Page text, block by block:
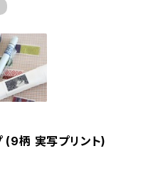
(9柄 実写プリント)